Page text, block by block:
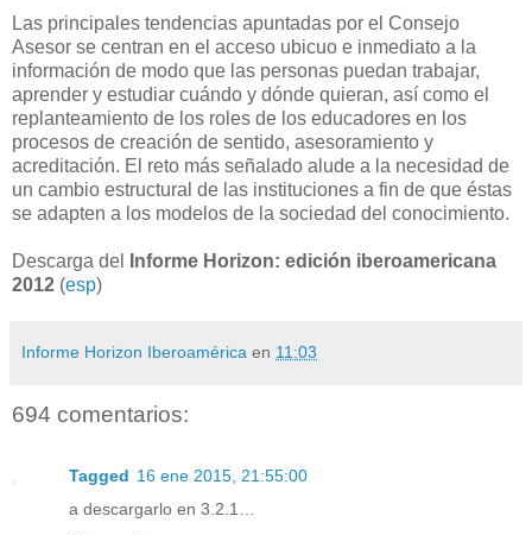
Las principales tendencias apuntadas por el Consejo
Asesor se centran en el acceso ubicuo e inmediato a la
información de modo que las personas puedan trabajar,
aprender y estudiar cuándo y dónde quieran, así como el
replanteamiento de los roles de los educadores en los
procesos de creación de sentido, asesoramiento y
acreditación. El reto más señalado alude a la necesidad de
un cambio estructural de las instituciones a fin de que éstas
se adapten a los modelos de la sociedad del conocimiento.
Descarga del
Informe Horizon: edición iberoamericana
2012 (esp)
Informe Horizon Iberoamérica en 11:03
694 comentarios:
Tagged 16 ene 2015, 21:55:00
a descargarlo en 3.2.1…